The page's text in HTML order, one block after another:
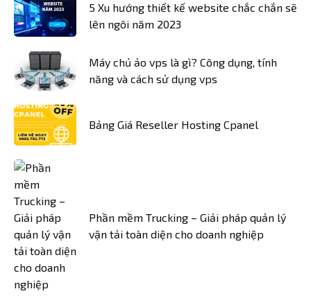
5 Xu hướng thiết kế website chắc chắn sẽ
lên ngôi năm 2023
Máy chủ ảo vps là gì? Công dụng, tính
năng và cách sử dụng vps
Bảng Giá Reseller Hosting Cpanel
Phần mềm Trucking – Giải pháp quản lý
vận tải toàn diện cho doanh nghiệp